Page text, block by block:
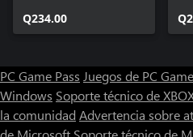
Q234.00
PC Game Pass Juegos de PC
Windows Soporte técnico de
la comunidad Advertencia sobre